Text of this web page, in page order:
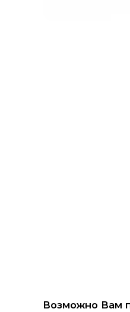
Возможно Вам